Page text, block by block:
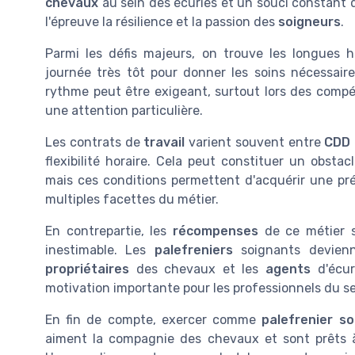
l'épreuve la résilience et la passion des soigneurs.
Parmi les défis majeurs, on trouve les longues
journée très tôt pour donner les soins
rythme peut être exigeant, surtout lors des
une attention particulière.
Les contrats de travail varient souvent entre CDD
flexibilité horaire. Cela peut constituer un
mais ces conditions permettent d'acquérir une
multiples facettes du métier.
En contrepartie, les récompenses de ce métier
inestimable. Les palefreniers soignants
propriétaires des chevaux et les agents
motivation importante pour les professionnels du
En fin de compte, exercer comme palefrenier
aiment la compagnie des chevaux et sont